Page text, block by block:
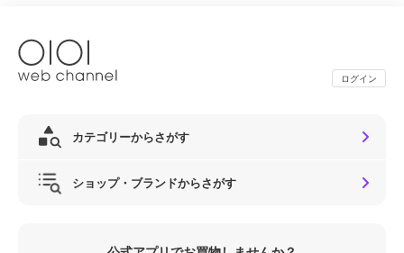
ログイン
カテゴリーからさがす
ショップ・ブランドからさがす